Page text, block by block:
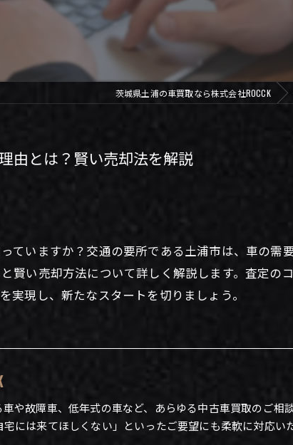
茨城県土浦の車買取なら株式会社ROCCK
由とは？賢い売却法を解説
ていますか？交通の要所である土浦市は、車の需
賢い売却方法について詳しく解説します。査定の
実現し、新たなスタートを切りましょう。
や故障車、低年式の車など、あらゆる中古車買取のご
には来てほしくない」といったご要望にも柔軟に対応い